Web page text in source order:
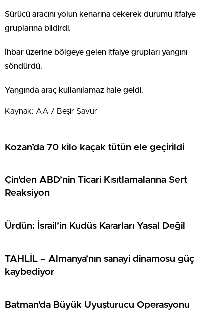
Sürücü aracını yolun kenarına çekerek durumu itfaiye
gruplarına bildirdi.
İhbar üzerine bölgeye gelen itfaiye grupları yangını
söndürdü.
Yangında araç kullanılamaz hale geldi.
Kaynak: AA / Beşir Şavur
Kozan’da 70 kilo kaçak tütün ele geçirildi
Çin’den ABD’nin Ticari Kısıtlamalarına Sert
Reaksiyon
Ürdün: İsrail’in Kudüs Kararları Yasal Değil
TAHLİL – Almanya’nın sanayi dinamosu güç
kaybediyor
Batman’da Büyük Uyuşturucu Operasyonu